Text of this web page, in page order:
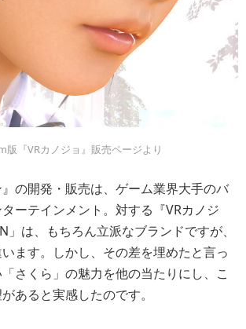
版『VRカノジョ』販売ページより
』の開発・販売は、ゲーム業界大手のバ
ーテインメント。対する『VRカノジ
」は、もちろん立派なブランドですが、
ます。しかし、その差を埋めたと言っ
さくら」の魅力を他の当たりにし、こ
あると実感したのです。